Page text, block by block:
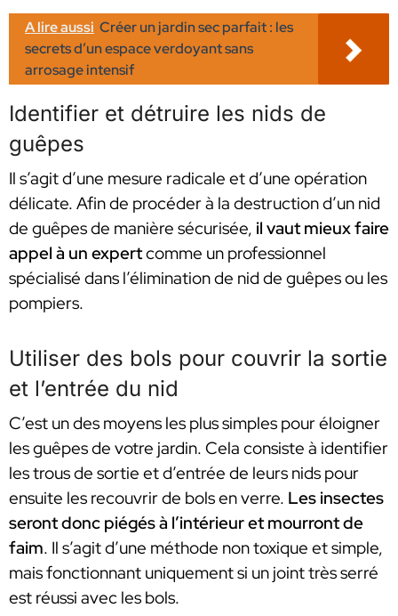
A lire aussi Créer un jardin sec parfait : les
secrets d’un espace verdoyant sans
arrosage intensif
Identifier et détruire les nids de
guêpes
Il s’agit d’une mesure radicale et d’une opération
délicate. Afin de procéder à la destruction d’un nid
de guêpes de manière sécurisée, il vaut mieux faire
appel à un expertcomme un professionnel
spécialisé dans l’élimination de nid de guêpes ou les
pompiers.
Utiliser des bols pour couvrir la sortie
et l’entrée du nid
C’est un des moyens les plus simples pour éloigner
les guêpes de votre jardin. Cela consiste à identifier
les trous de sortie et d’entrée de leurs nids pour
ensuite les recouvrir de bols en verre. Les insectes
seront donc piégés à l’intérieur et mourront de
faim. Il s’agit d’une méthode non toxique et simple,
mais fonctionnant uniquement si un joint très serré
est réussi avec les bols.